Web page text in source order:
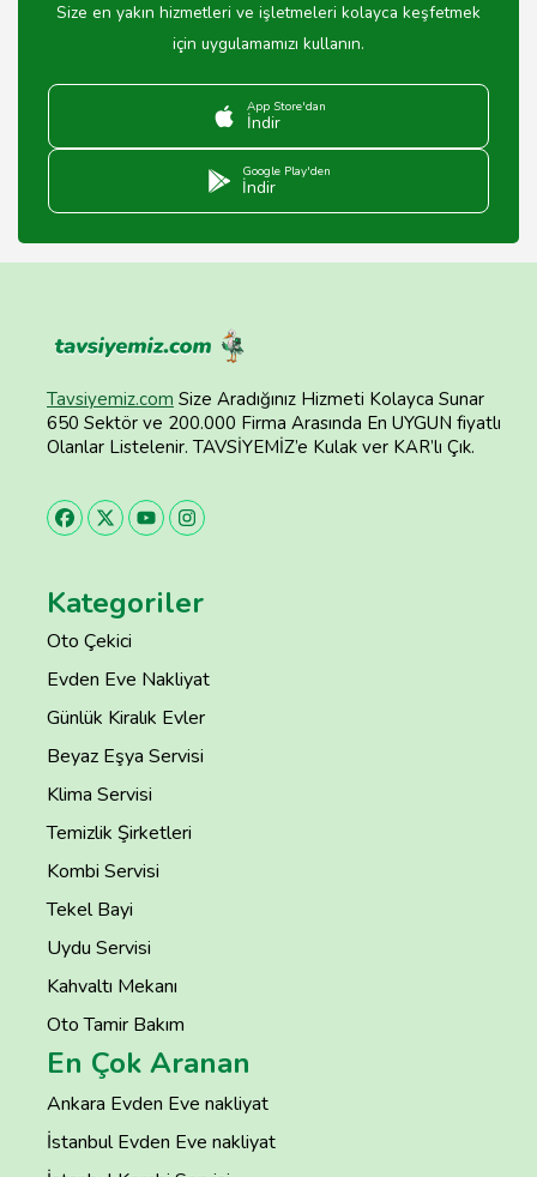
Size en yakın hizmetleri ve işletmeleri kolayca keşfetmek
için uygulamamızı kullanın.
App Store'dan
İndir
Google Play'den
İndir
Tavsiyemiz.com Size Aradığınız Hizmeti Kolayca Sunar
650 Sektör ve 200.000 Firma Arasında En UYGUN fiyatlı
Olanlar Listelenir. TAVSİYEMİZ’e Kulak ver KAR’lı Çık.
Kategoriler
Oto Çekici
Evden Eve Nakliyat
Günlük Kiralık Evler
Beyaz Eşya Servisi
Klima Servisi
Temizlik Şirketleri
Kombi Servisi
Tekel Bayi
Uydu Servisi
Kahvaltı Mekanı
Oto Tamir Bakım
En Çok Aranan
Ankara Evden Eve nakliyat
İstanbul Evden Eve nakliyat